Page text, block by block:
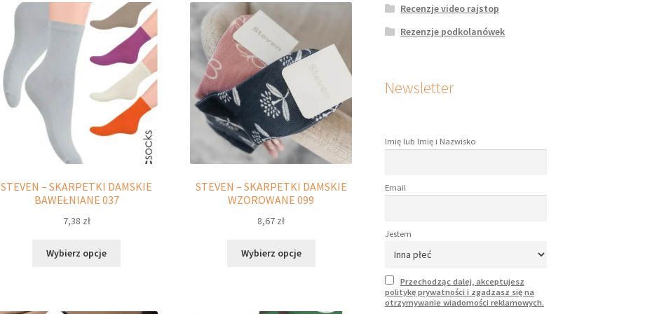
Opcje
można
wybrać
na
stronie
produktu
wybrać
STEVEN – SKARPETKI DAMSKIE
BAWEŁNIANE 037
7,38 zł
Wybierz opcje
wariantów.
STEVEN – SKARPETKI DAMSKIE
WZOROWANE 099
8,67 zł
Wybierz opcje
wariantów.
Recenzje video rajstop
Rezenzje podkolanówek
Newsletter
Imię lub Imię i Nazwisko
Email
Jestem
Przechodząc dalej, akceptujesz
politykę prywatności i zgadzasz się na
otrzymywanie wiadomości reklamowych.